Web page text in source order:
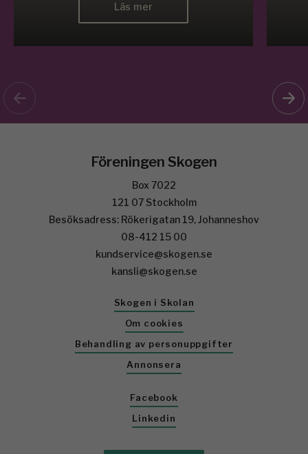
Läs mer
Föreningen Skogen
Box 7022
121 07 Stockholm
Besöksadress: Rökerigatan 19, Johanneshov
08-412 15 00
kundservice@skogen.se
kansli@skogen.se
Skogen i Skolan
Om cookies
Behandling av personuppgifter
Annonsera
Facebook
Linkedin